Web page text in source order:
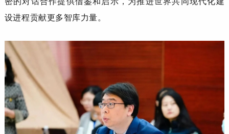
设进程贡献更多智库力量。